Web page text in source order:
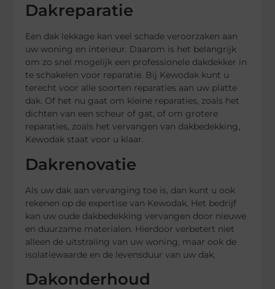
Dakreparatie
Een dak lekkage kan veel schade veroorzaken aan
uw woning en interieur. Daarom is het belangrijk
om zo snel mogelijk een professionele dakdekker in
te schakelen voor reparatie. Bij Kewodak kunt u
terecht voor alle soorten reparaties aan uw platte
dak. Of het nu gaat om kleine reparaties, zoals het
dichten van een scheur of gat, of om grotere
reparaties, zoals het vervangen van dakbedekking,
Kewodak staat voor u klaar.
Dakrenovatie
Als uw dak aan vervanging toe is, dan kunt u ook
rekenen op de expertise van Kewodak. Het bedrijf
kan uw oude dakbedekking vervangen door nieuwe
en duurzame materialen. Hierdoor verbetert niet
alleen de uitstraling van uw woning, maar ook de
isolatiewaarde en de levensduur van uw dak.
Dakonderhoud